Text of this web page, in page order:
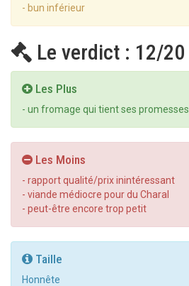
- bun inférieur
Le verdict : 12/20
Les Plus
- un fromage qui tient ses promesses
Les Moins
- rapport qualité/prix inintéressant
- viande médiocre pour du Charal
- peut-être encore trop petit
Taille
Honnête